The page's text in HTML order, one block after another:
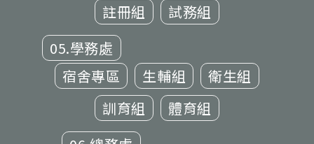
註冊組
試務組
05.學務處
宿舍專區
生輔組
衛生組
訓育組
體育組